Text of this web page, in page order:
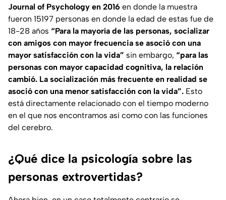
Journal of Psychology en 2016 en donde la muestra
fueron 15197 personas en donde la edad de estas fue de
18-28 años “Para la mayoría de las personas, socializar
con amigos con mayor frecuencia se asoció con una
mayor satisfacción con la vida” sin embargo, “para las
personas con mayor capacidad cognitiva, la relación
cambió. La socialización más frecuente en realidad se
asoció con una menor satisfacción con la vida”. Esto
está directamente relacionado con el tiempo moderno
en el que nos encontramos así como con las funciones
del cerebro.
¿Qué dice la psicología sobre las
personas extrovertidas?